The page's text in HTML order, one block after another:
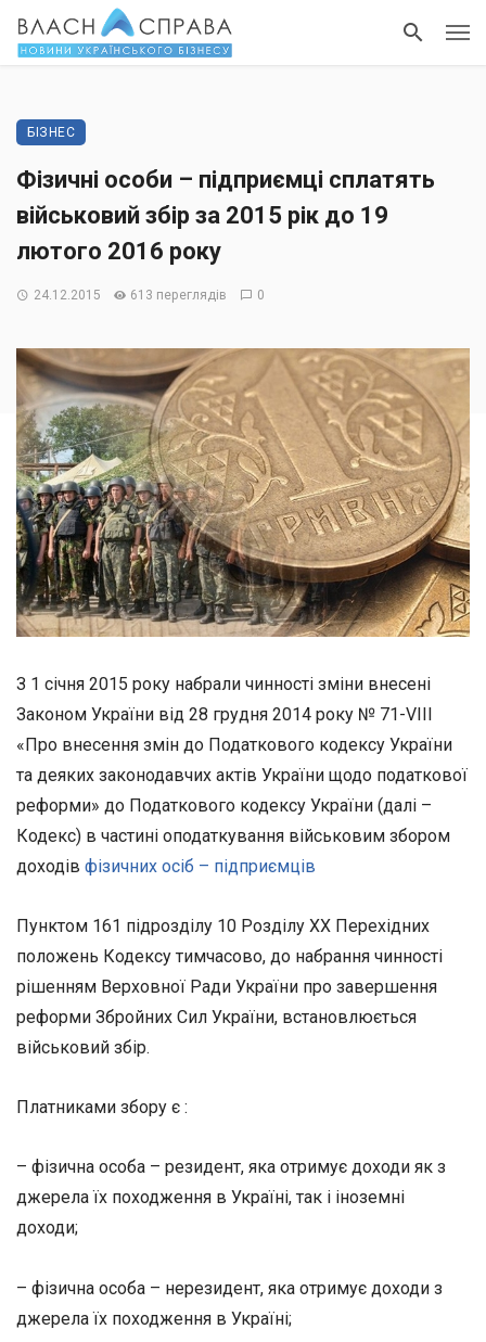
БІЗНЕС
Фізичні особи – підприємці сплатять
військовий збір за 2015 рік до 19
лютого 2016 року
24.12.2015 613 переглядів 0
З 1 січня 2015 року набрали чинності зміни внесені
Законом України від 28 грудня 2014 року № 71-VІІІ
«Про внесення змін до Податкового кодексу України
та деяких законодавчих актів України щодо податкової
реформи» до Податкового кодексу України (далі –
Кодекс) в частині оподаткування військовим збором
доходів фізичних осіб – підприємців
Пунктом 161 підрозділу 10 Розділу ХХ Перехідних
положень Кодексу тимчасово, до набрання чинності
рішенням Верховної Ради України про завершення
реформи Збройних Сил України, встановлюється
військовий збір.
Платниками збору є :
– фізична особа – резидент, яка отримує доходи як з
джерела їх походження в Україні, так і іноземні
доходи;
– фізична особа – нерезидент, яка отримує доходи з
джерела їх походження в Україні;